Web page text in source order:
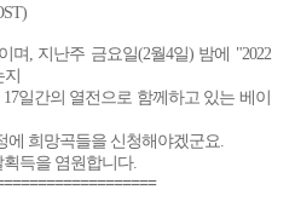
며, 지난주 금요일(2월4일) 밤에 "2022
지
일간의 열전으로 함께하고 있는 베이
에 희망곡들을 신청해야겠군요.
득을 염원합니다.